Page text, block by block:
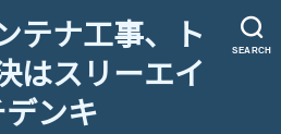
SEARCH
テナ工事、ト
はスリーエイ
デンキ